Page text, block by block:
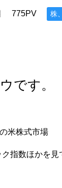
775PV 株
です。
米株式市場
指数ほかを見